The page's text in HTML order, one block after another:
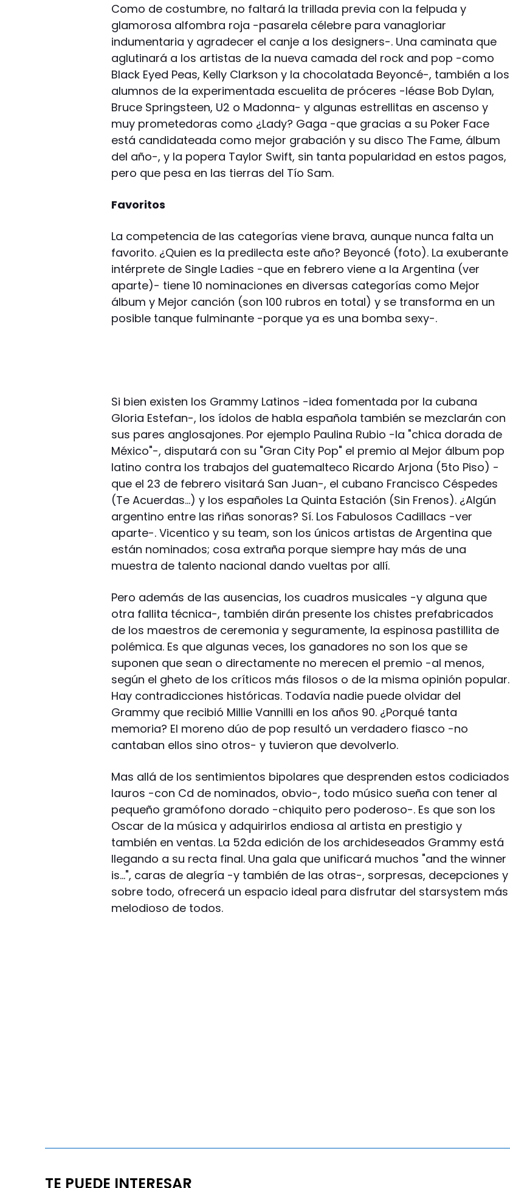
Como de costumbre, no faltará la trillada previa con la felpuda y
glamorosa alfombra roja -pasarela célebre para vanagloriar
indumentaria y agradecer el canje a los designers-. Una caminata que
aglutinará a los artistas de la nueva camada del rock and pop -como
Black Eyed Peas, Kelly Clarkson y la chocolatada Beyoncé-, también a los
alumnos de la experimentada escuelita de próceres -léase Bob Dylan,
Bruce Springsteen, U2 o Madonna- y algunas estrellitas en ascenso y
muy prometedoras como ¿Lady? Gaga -que gracias a su Poker Face
está candidateada como mejor grabación y su disco The Fame, álbum
del año-, y la popera Taylor Swift, sin tanta popularidad en estos pagos,
pero que pesa en las tierras del Tío Sam.
Favoritos
La competencia de las categorías viene brava, aunque nunca falta un
favorito. ¿Quien es la predilecta este año? Beyoncé (foto). La exuberante
intérprete de Single Ladies -que en febrero viene a la Argentina (ver
aparte)- tiene 10 nominaciones en diversas categorías como Mejor
álbum y Mejor canción (son 100 rubros en total) y se transforma en un
posible tanque fulminante -porque ya es una bomba sexy-.
Si bien existen los Grammy Latinos -idea fomentada por la cubana
Gloria Estefan-, los ídolos de habla española también se mezclarán con
sus pares anglosajones. Por ejemplo Paulina Rubio -la "chica dorada de
México"-, disputará con su "Gran City Pop" el premio al Mejor álbum pop
latino contra los trabajos del guatemalteco Ricardo Arjona (5to Piso) -
que el 23 de febrero visitará San Juan-, el cubano Francisco Céspedes
(Te Acuerdas…) y los españoles La Quinta Estación (Sin Frenos). ¿Algún
argentino entre las riñas sonoras? Sí. Los Fabulosos Cadillacs -ver
aparte-. Vicentico y su team, son los únicos artistas de Argentina que
están nominados; cosa extraña porque siempre hay más de una
muestra de talento nacional dando vueltas por allí.
Pero además de las ausencias, los cuadros musicales -y alguna que
otra fallita técnica-, también dirán presente los chistes prefabricados
de los maestros de ceremonia y seguramente, la espinosa pastillita de
polémica. Es que algunas veces, los ganadores no son los que se
suponen que sean o directamente no merecen el premio -al menos,
según el gheto de los críticos más filosos o de la misma opinión popular.
Hay contradicciones históricas. Todavía nadie puede olvidar del
Grammy que recibió Millie Vannilli en los años 90. ¿Porqué tanta
memoria? El moreno dúo de pop resultó un verdadero fiasco -no
cantaban ellos sino otros- y tuvieron que devolverlo.
Mas allá de los sentimientos bipolares que desprenden estos codiciados
lauros -con Cd de nominados, obvio-, todo músico sueña con tener al
pequeño gramófono dorado -chiquito pero poderoso-. Es que son los
Oscar de la música y adquirirlos endiosa al artista en prestigio y
también en ventas. La 52da edición de los archideseados Grammy está
llegando a su recta final. Una gala que unificará muchos "and the winner
is…", caras de alegría -y también de las otras-, sorpresas, decepciones y
sobre todo, ofrecerá un espacio ideal para disfrutar del starsystem más
melodioso de todos.
TE PUEDE INTERESAR